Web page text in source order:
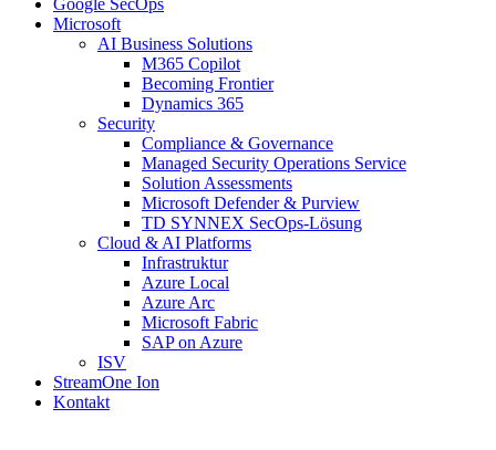
Google SecOps
Microsoft
AI Business Solutions
M365 Copilot
Becoming Frontier
Dynamics 365
Security
Compliance & Governance
Managed Security Operations Service
Solution Assessments
Microsoft Defender & Purview
TD SYNNEX SecOps-Lösung
Cloud & AI Platforms
Infrastruktur
Azure Local
Azure Arc
Microsoft Fabric
SAP on Azure
ISV
StreamOne Ion
Kontakt